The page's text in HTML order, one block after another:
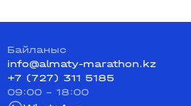
Байланыс
info@almaty-marathon.kz
+7 (727) 311 5185
09:00 - 18:00